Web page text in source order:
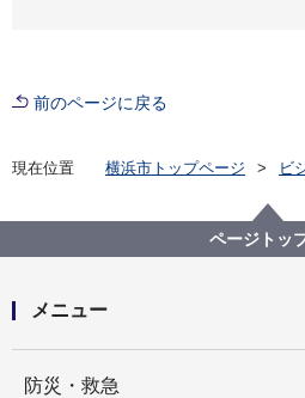
前のページに戻る
現在位置 横浜市トップページ ビ
【入札結果公表】LGWAN
業務委託
ページトッ
メニュー
防災・救急